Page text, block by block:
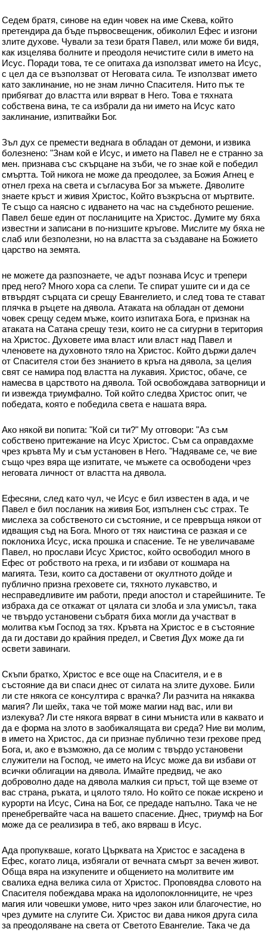
Седем братя, синове на един човек на име Скева, който
претендира да бъде първосвещеник, обиколил Ефес и изгони
злите духове. Чували за тези братя Павел, или може би видя,
как изцелява болните и преодоля нечистите сили в името на
Исус. Поради това, те се опитаха да използват името на Исус,
с цел да се възползват от Неговата сила. Те използват името
като заклинание, но не знам лично Спасителя. Нито пък те
прибягват до властта или вярват в Него. Това е тяхната
собствена вина, те са избрали да ни името на Исус като
заклинание, изпитвайки Бог.
Зъл дух се премести веднага в обладан от демони, и извика
болезнено: "Знам кой е Исус, и името на Павел не е странно за
мен. признава със скърцане на зъби, че го знае кой е победил
смъртта. Той никога не може да преодолее, за Божия Агнец е
отнел греха на света и съгласува Бог за мъжете. Дяволите
знаете кръст и живия Христос, Който възкръсна от мъртвите.
Те също са наясно с идването на час на съдебното решение.
Павел беше един от посланиците на Христос. Думите му бяха
известни и записани в по-низшите кръгове. Мислите му бяха не
слаб или безполезни, но на властта за създаване на Божието
царство на земята.
не можете да разпознаете, че адът познава Исус и трепери
пред него? Много хора са слепи. Те спират ушите си и да се
втвърдят сърцата си срещу Евангелието, и след това те стават
плячка в ръцете на дявола. Атаката на обладан от демони
човек срещу седем мъже, които изпитаха Бога, е признак на
атаката на Сатана срещу тези, които не са сигурни в територия
на Христос. Духовете има власт или власт над Павел и
членовете на духовното тяло на Христос. Който държи далеч
от Спасителя стои без знанието в кръга на дявола, за целия
свят се намира под властта на лукавия. Христос, обаче, се
намесва в царството на дявола. Той освобождава затворници и
ги извежда триумфално. Той който следва Христос опит, че
победата, която е победила света е нашата вяра.
Ако някой ви попита: "Кой си ти?" Му отговори: "Аз съм
собствено притежание на Исус Христос. Съм са оправдахме
чрез кръвта Му и съм установен в Него. "Надяваме се, че вие ​​
също чрез вяра ще изпитате, че мъжете са освободени чрез
неговата личност от властта на дявола.
Ефесяни, след като чул, че Исус е бил известен в ада, и че
Павел е бил посланик на живия Бог, изпълнен със страх. Те
мислеха за собственото си състояние, и се превръща някои от
идващия съд на Бога. Много от тях наистина се разкая и се
поклониха Исус, иска прошка и спасение. Те не увеличаваме
Павел, но прослави Исус Христос, който освободил много в
Ефес от робството на греха, и ги избави от кошмара на
магията. Тези, които са доставени от окултното дойде и
публично призна греховете си, тяхното лукавство, и
несправедливите им работи, преди апостол и старейшините. Те
избраха да се откажат от цялата си злоба и зла умисъл, така
че твърдо установени събратя биха могли да участват в
молитва към Господ за тях. Кръвта на Христос е в състояние
да ги достави до крайния предел, и Светия Дух може да ги
освети завинаги.
Скъпи братко, Христос е все още на Спасителя, и е в
състояние да ви спаси днес от силата на злите духове. Били
ли сте някога се консултира с врачка? Ли разчита на някаква
магия? Ли шейх, така че той може магии над вас, или ви
излекува? Ли сте някога вярват в сини мъниста или в каквато и
да е форма на злото в заобикалящата ви среда? Ние ви молим,
в името на Христос, да си признае публично тези грехове пред
Бога, и, ако е възможно, да се молим с твърдо установени
служители на Господ, че името на Исус може да ви избави от
всички облигации на дявола. Имайте предвид, че ако
доброволно даде на дявола малкия си пръст, той ще вземе от
вас страна, ръката, и цялото тяло. Но който се покае искрено и
курорти на Исус, Сина на Бог, се предаде напълно. Така че не
пренебрегвайте часа на вашето спасение. Днес, триумф на Бог
може да се реализира в теб, ако вярваш в Исус.
Ада пропукваше, когато Църквата на Христос е засадена в
Ефес, когато лица, избягали от вечната смърт за вечен живот.
Обща вяра на изкупените и общението на молитвите им
свалиха една велика сила от Христос. Проповядва словото на
Спасителя побеждава мрака на идолопоклонниците, не чрез
магия или човешки умове, нито чрез закон или благочестие, но
чрез думите на слугите Си. Христос ви дава никоя друга сила
за преодоляване на света от Светото Евангелие. Така че да